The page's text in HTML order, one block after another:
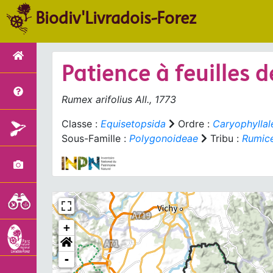
Biodiv'Livradois-Forez
Patience à feuilles
Rumex arifolius All., 1773
Classe : Equisetopsida Ordre :
Sous-Famille : Polygonoideae Tribu :
+
-